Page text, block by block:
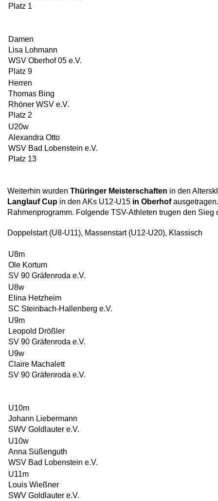
Platz 1
Damen
Lisa Lohmann
WSV Oberhof 05 e.V.
Platz 9
Herren
Thomas Bing
Rhöner WSV e.V.
Platz 2
U20w
Alexandra Otto
WSV Bad Lobenstein e.V.
Platz 13
Weiterhin wurden Thüringer Meisterschaften in den
Langlauf Cup in den AKs U12-U15 in Oberhof
Rahmenprogramm. Folgende TSV-Athleten trugen den Sieg
Doppelstart (U8-U11), Massenstart (U12-U20), Klassisch
U8m
Ole Kortum
SV 90 Gräfenroda e.V.
U8w
Elina Hetzheim
SC Steinbach-Hallenberg e.V.
U9m
Leopold Drößler
SV 90 Gräfenroda e.V.
U9w
Claire Machalett
SV 90 Gräfenroda e.V.
U10m
Johann Liebermann
SWV Goldlauter e.V.
U10w
Anna Süßenguth
WSV Bad Lobenstein e.V.
U11m
Louis Wießner
SWV Goldlauter e.V.